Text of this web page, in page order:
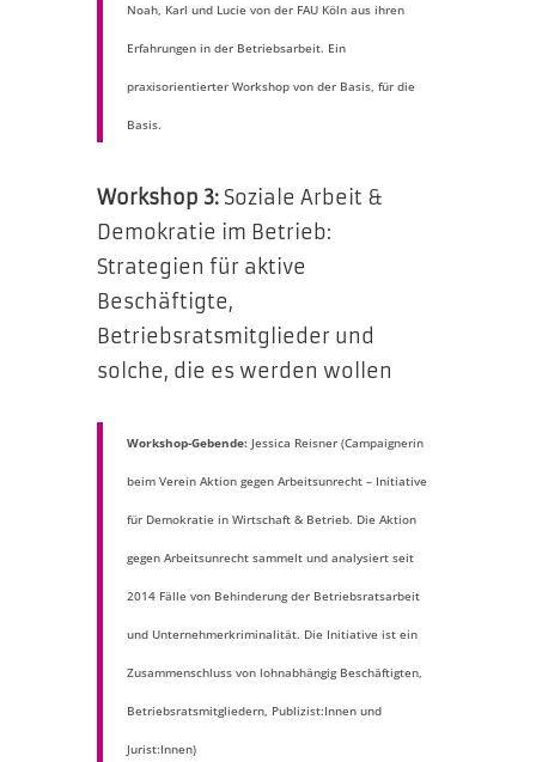
Noah, Karl und Lucie von der FAU Köln aus ihren
Erfahrungen in der Betriebsarbeit. Ein
praxisorientierter Workshop von der Basis, für die
Basis.
Workshop 3:Soziale Arbeit &
Demokratie im Betrieb:
Strategien für aktive
Beschäftigte,
Betriebsratsmitglieder und
solche, die es werden wollen
Workshop-Gebende:Jessica Reisner (Campaignerin
beim Verein Aktion gegen Arbeitsunrecht – Initiative
für Demokratie in Wirtschaft & Betrieb. Die Aktion
gegen Arbeitsunrecht sammelt und analysiert seit
2014 Fälle von Behinderung der Betriebsratsarbeit
und Unternehmerkriminalität. Die Initiative ist ein
Zusammenschluss von lohnabhängig Beschäftigten,
Betriebsratsmitgliedern, Publizist:Innen und
Jurist:Innen)